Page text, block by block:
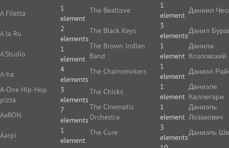
A Filetta
1
element
A la Ru
2
elements
A'Studio
1
element
A-ha
4
elements
A-One Hip-Hop
pizza
3
elements
AaRON
7
elements
Áarpi
1
element
The Beatlove
1
element
The Black Keys
3
elements
The Brown Indian
Band
1
element
The Chainsmokers
1
element
The Chicks
1
element
The Cinematic
Orchestra
1
element
The Cure
3
elements
Даниил
Данил
Данила
Козловский
Даниэл
Даниэле
Каллегари
Даниэль
Лозакович
Даниэль